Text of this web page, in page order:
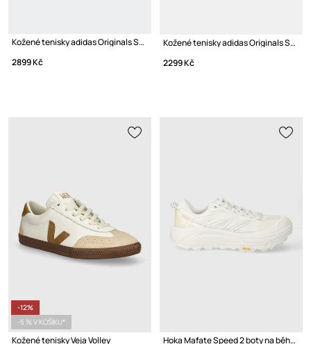
Kožené tenisky adidas Originals Superstar II
2899 Kč
Kožené tenisky adidas Originals Samba OG
2299 Kč
-12%
-5 % V KOŠÍKU*
Kožené tenisky Veja Volley Hoka Mafate Speed 2 boty na běhání